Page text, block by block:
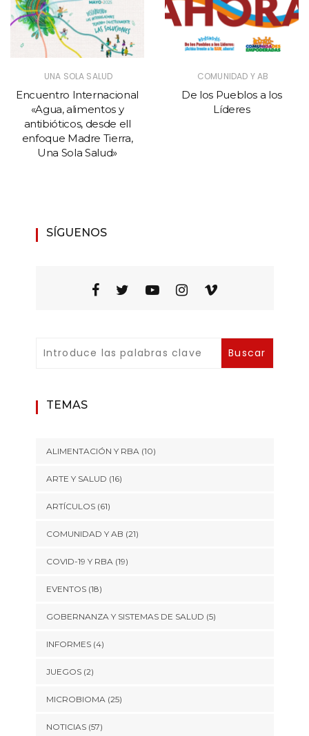
UNA SOLA SALUD
Encuentro Internacional
«Agua, alimentos y
antibióticos, desde ell
enfoque Madre Tierra,
Una Sola Salud»
COMUNIDAD Y AB
De los Pueblos a los
Líderes
SÍGUENOS
TEMAS
ALIMENTACIÓN Y RBA(10)
ARTE Y SALUD (16)
ARTÍCULOS(61)
COMUNIDAD Y AB (21)
COVID-19 Y RBA(19)
EVENTOS(18)
GOBERNANZA Y SISTEMAS DE SALUD (5)
INFORMES(4)
JUEGOS(2)
MICROBIOMA(25)
NOTICIAS(57)